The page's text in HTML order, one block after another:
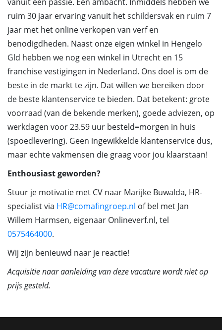
ruim 30 jaar ervaring vanuit het schildersvak en ruim 7
jaar met het online verkopen van verf en
benodigdheden. Naast onze eigen winkel in Hengelo
Gld hebben we nog een winkel in Utrecht en 15
franchise vestigingen in Nederland. Ons doel is om de
beste in de markt te zijn. Dat willen we bereiken door
de beste klantenservice te bieden. Dat betekent: grote
voorraad (van de bekende merken), goede adviezen, op
werkdagen voor 23.59 uur besteld=morgen in huis
(spoedlevering). Geen ingewikkelde klantenservice dus,
maar echte vakmensen die graag voor jou klaarstaan!
Enthousiast geworden?
Stuur je motivatie met CV naar Marijke Buwalda, HR-
specialist via HR@comafingroep.nl of bel met Jan
Willem Harmsen, eigenaar Onlineverf.nl, tel
0575464000.
Wij zijn benieuwd naar je reactie!
Acquisitie naar aanleiding van deze vacature wordt niet op
prijs gesteld.